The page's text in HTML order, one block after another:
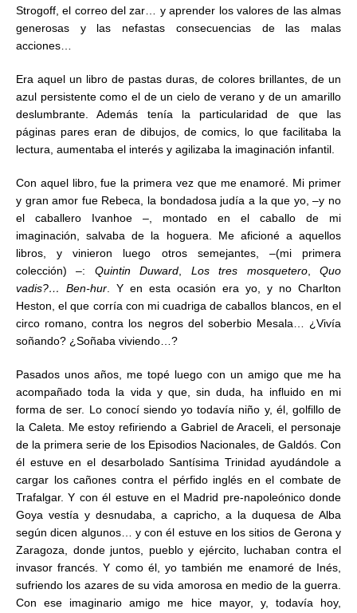
Strogoff, el correo del zar… y aprender los valores de las almas
generosas y las nefastas consecuencias de las malas
acciones…
Era aquel un libro de pastas duras, de colores brillantes, de un
azul persistente como el de un cielo de verano y de un amarillo
deslumbrante. Además tenía la particularidad de que las
páginas pares eran de dibujos, de comics, lo que facilitaba la
lectura, aumentaba el interés y agilizaba la imaginación infantil.
Con aquel libro, fue la primera vez que me enamoré. Mi primer
y gran amor fue Rebeca, la bondadosa judía a la que yo, –y no
el caballero Ivanhoe –, montado en el caballo de mi
imaginación, salvaba de la hoguera. Me aficioné a aquellos
libros, y vinieron luego otros semejantes, –(mi primera
colección) –: Quintin Duward Los tres mosquetero,Quo
vadis?… Ben-hur . Y en esta ocasión era yo, y no Charlton
Heston, el que corría con mi cuadriga de caballos blancos, en el
circo romano, contra los negros del soberbio Mesala… ¿Vivía
soñando? ¿Soñaba viviendo…?
Pasados unos años, me topé luego con un amigo que me ha
acompañado toda la vida y que, sin duda, ha influido en mi
forma de ser. Lo conocí siendo yo todavía niño y, él, golfillo de
la Caleta. Me estoy refiriendo a Gabriel de Araceli, el personaje
de la primera serie de los Episodios Nacionales, de Galdós. Con
él estuve en el desarbolado Santísima Trinidad ayudándole a
cargar los cañones contra el pérfido inglés en el combate de
Trafalgar. Y con él estuve en el Madrid pre-napoleónico donde
Goya vestía y desnudaba, a capricho, a la duquesa de Alba
según dicen algunos… y con él estuve en los sitios de Gerona y
Zaragoza, donde juntos, pueblo y ejército, luchaban contra el
invasor francés. Y como él, yo también me enamoré de Inés,
sufriendo los azares de su vida amorosa en medio de la guerra.
Con ese imaginario amigo me hice mayor, y, todavía hoy,